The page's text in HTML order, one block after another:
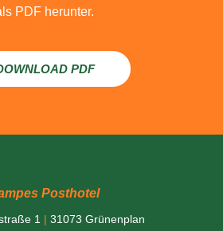
PDF herunter.
PDF
Posthotel
1 | 31073 Grünenplan